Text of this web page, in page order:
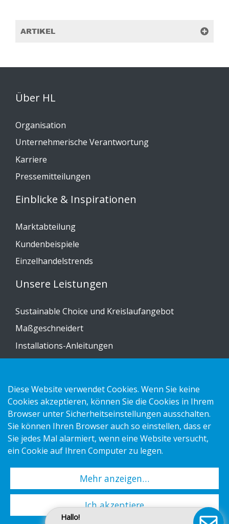
ARTIKEL
Hallo!
Über HL
Organisation
Unternehmerische Verantwortung
Karriere
Pressemitteilungen
Einblicke & Inspirationen
Marktabteilung
Kundenbeispiele
Einzelhandelstrends
Unsere Leistungen
Sustainable Choice und Kreislaufangebot
Maßgeschneidert
Installations-Anleitungen
Kontakt
Datenschutzerklärung
Cookies
Impressum
Copyright 2026 HL Display AB. All rights reserved.
Diese Website verwendet Cookies. Wenn Sie keine
Cookies akzeptieren, können Sie die Cookies in Ihrem
Browser unter Sicherheitseinstellungen ausschalten.
Sie können Ihren Browser auch so einstellen, dass er
Sie jedes Mal alarmiert, wenn eine Website versucht,
ein Cookie auf Ihren Computer zu legen.
Mehr anzeigen…
Ich akzeptiere